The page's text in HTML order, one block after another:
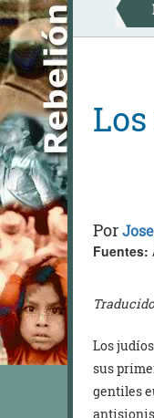
Skip
to
content
Por
Fuentes:
Los
sus
gentiles